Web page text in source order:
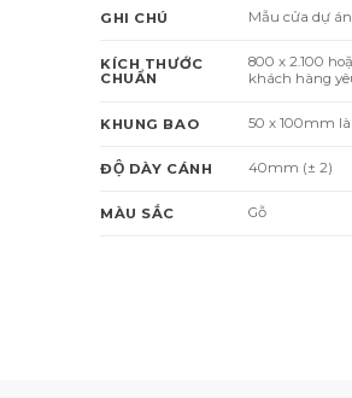
GHI CHÚ Mẫu cửa dự
KÍCH THƯỚC
CHUẨN
800 x 2.100
khách hàng
KHUNG BAO 50 x 100mm
ĐỘ DÀY CÁNH 40mm (± 2)
MÀU SẮC Gỗ